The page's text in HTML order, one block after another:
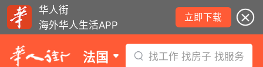
华人街
海外华人生活APP
立即下载
法国 找工作 找房子 找服务